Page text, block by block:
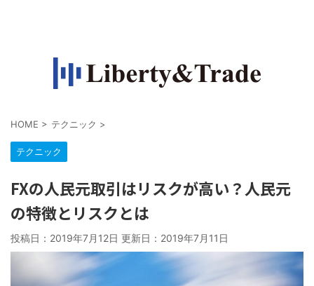
HOME > テクニック >
テクニック
FXの人民元取引はリスクが高い？人民元
の特徴とリスクとは
投稿日：2019年7月12日 更新日： 2019年7月11日